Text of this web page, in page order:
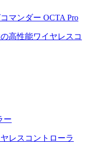
マンダー OCTA Pro
高性能ワイヤレスコ
ー
レスコントローラ